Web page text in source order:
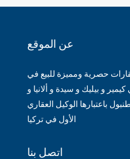
عن الموقع
حصرية ومميزة للبيع في
و بيليك و سيدة و ألانيا و
باعتبارها الوكيل العقاري
الأول في تركيا
اتصل بنا